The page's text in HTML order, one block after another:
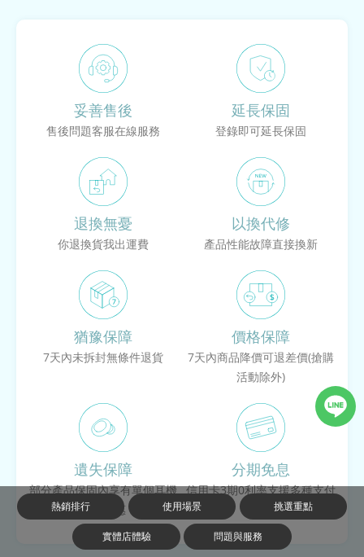
熱銷排行 使用場景 挑選重點
實體店體驗 問題與服務
妥善售後
售後問題客服在線服務
延長保固
登錄即可延長保固
退換無憂
你退換貨我出運費
以換代修
產品性能故障直接換新
猶豫保障
7天內未拆封無條件退貨
價格保障
7天內商品降價可退差價(搶購
活動除外)
遺失保障
部分產品保固內享有單個耳機
購買優惠
分期免息
信用卡3期0利率支援多種支付